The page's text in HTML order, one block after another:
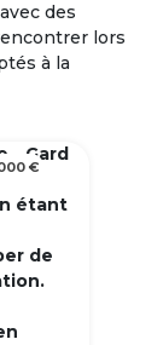
des
lors
à la
- Gard
étant
de
€